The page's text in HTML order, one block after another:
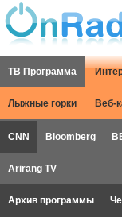
ТВ Программа
Лыжные горки Веб-
CNN Bloomberg
Arirang TV
Архив программы